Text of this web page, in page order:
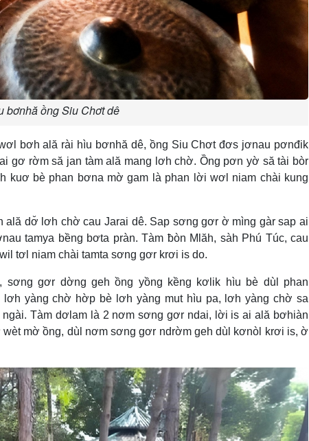
bơnhă ồng Siu Chơt dê
bơh ală rài hìu bơnhă dê, ồng Siu Chơt đơs jơnau pơnđik
gơ rờm să jan tàm ală mang lơh chờ. Ồng pơn yờ să tài bòr
kuơ bè phan bơna mờ gam là phan lời wơl niam chài kung
dơ̆ lơh chờ cau Jarai dê. Sap sơng gơr ờ mìng gàr sap ai
tamya bềng bơta pràn. Tàm ƀòn Mlăh, sàh Phú Túc, cau
tơl niam chài tamta sơng gơr krơi is do.
gơr dờng geh ồng yồng kềng kơlik hìu bè dùl phan
yàng chờ hờp bè lơh yàng mut hìu pa, lơh yàng chờ sa
Tàm dơlam là 2 nơm sơng gơr ndai, lời is ai ală bơhiàn
mờ ồng, dùl nơm sơng gơr ndrờm geh dùl kơnòl krơi is, ờ